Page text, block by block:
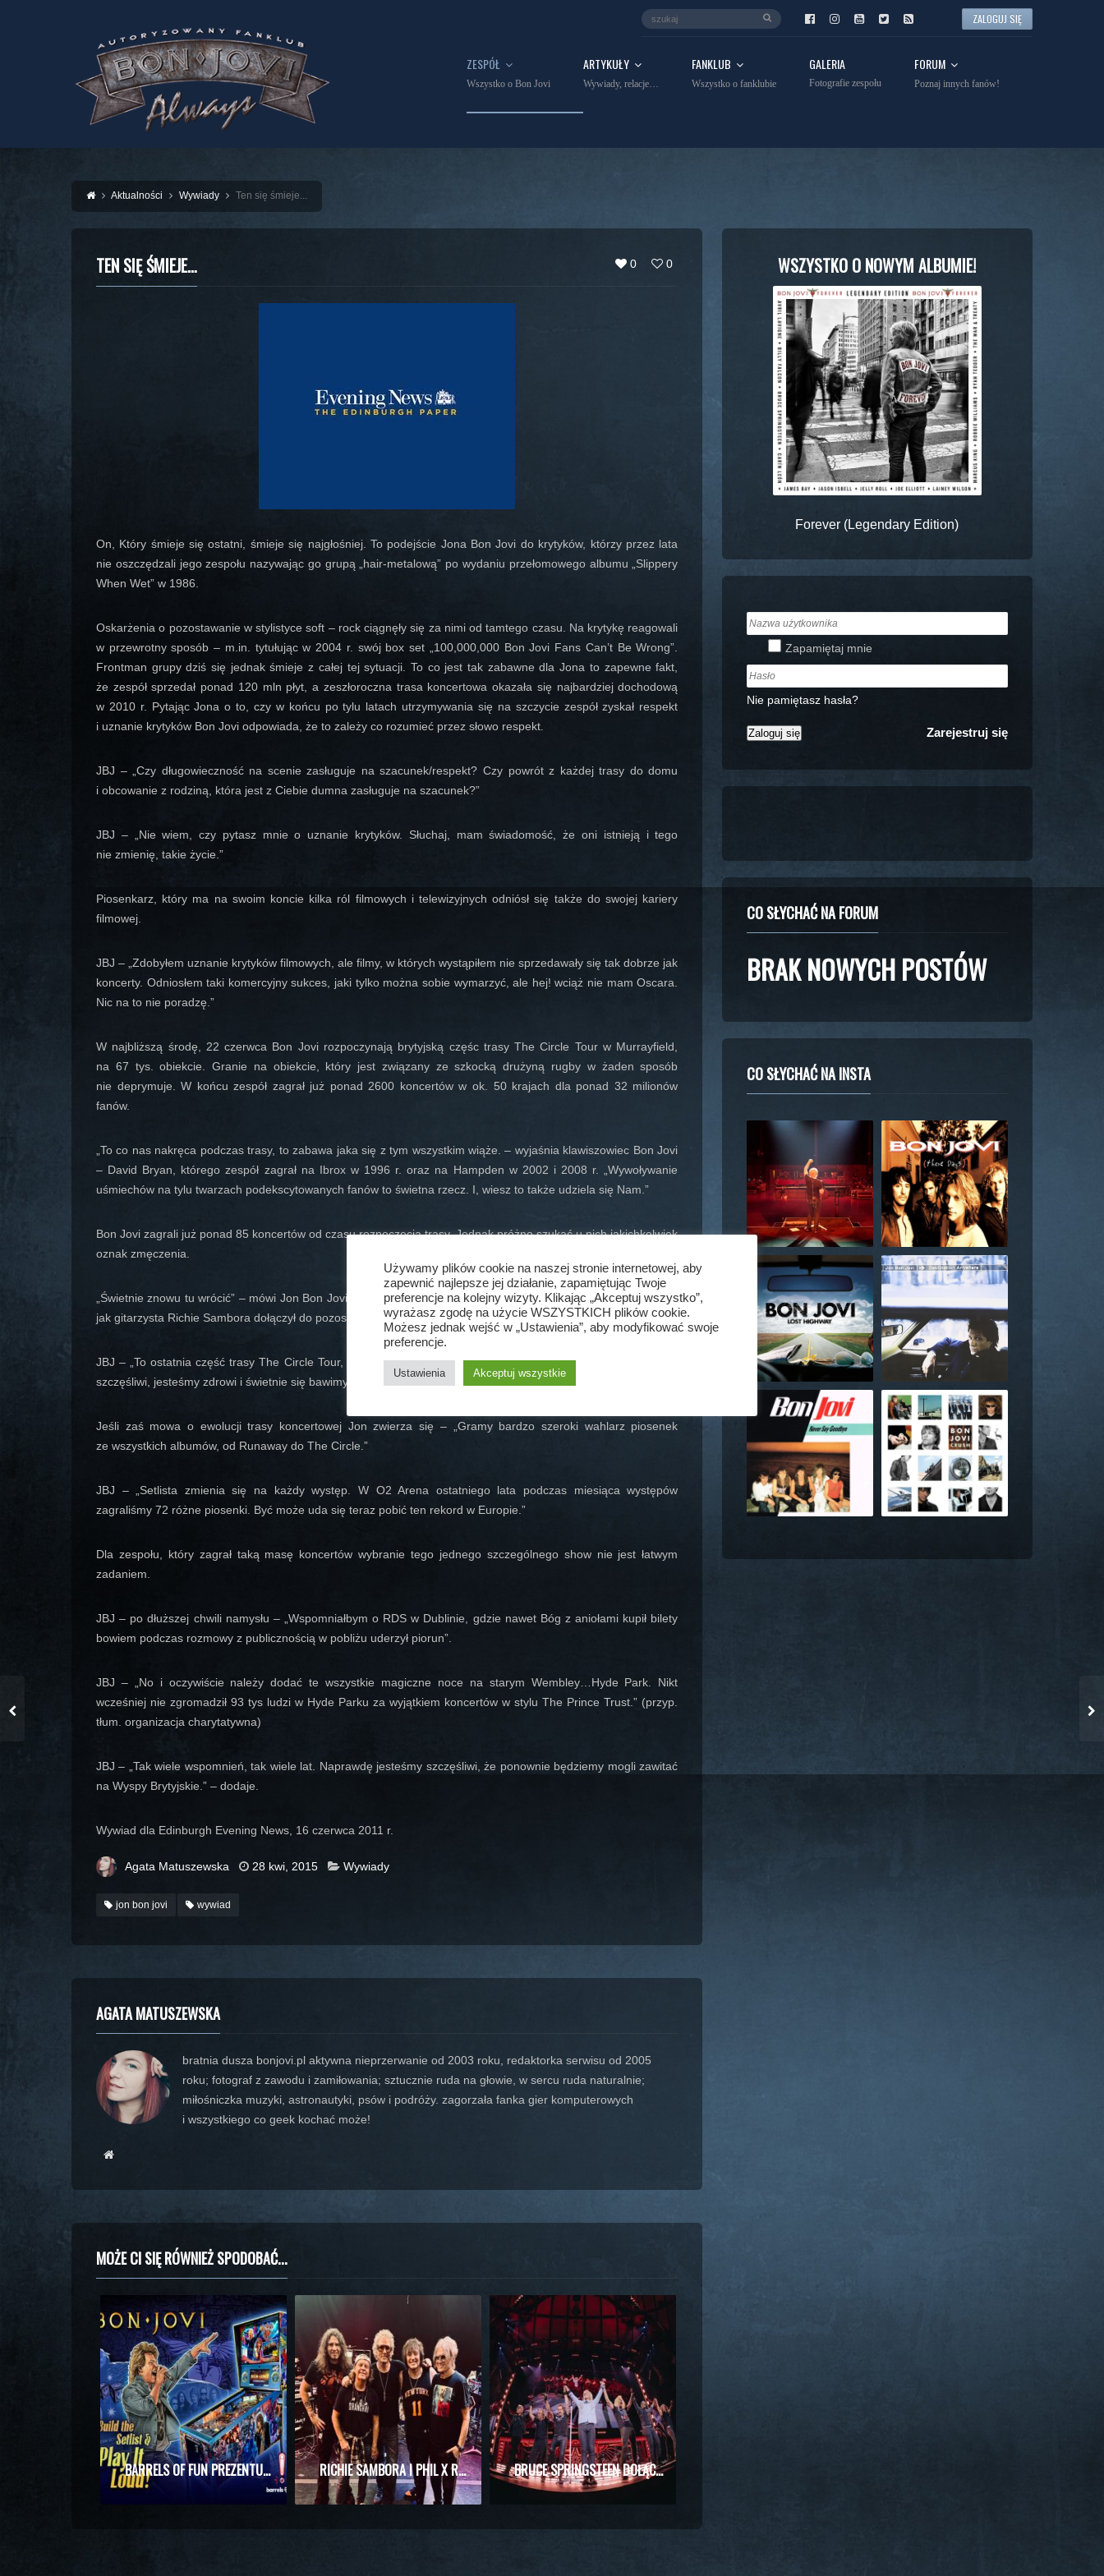
ZALOGUJ SIĘ
ZESPÓŁ
Wszystko o Bon Jovi
ARTYKUŁY
Wywiady, relacje…
FANKLUB
Wszystko o fanklubie
GALERIA
Fotografie zespołu
FORUM
Poznaj innych fanów!
Aktualności Wywiady Ten się śmieje...
0 0
TEN SIĘ ŚMIEJE…
On, Który śmieje się ostatni, śmieje się najgłośniej. To podejście Jona Bon Jovi do krytyków, którzy przez lata
nie oszczędzali jego zespołu nazywając go grupą „hair-metalową” po wydaniu przełomowego albumu „Slippery
When Wet” w 1986.
Oskarżenia o pozostawanie w stylistyce soft – rock ciągnęły się za nimi od tamtego czasu. Na krytykę reagowali
w przewrotny sposób – m.in. tytułując w 2004 r. swój box set „100,000,000 Bon Jovi Fans Can’t Be Wrong”.
Frontman grupy dziś się jednak śmieje z całej tej sytuacji. To co jest tak zabawne dla Jona to zapewne fakt,
że zespół sprzedał ponad 120 mln płyt, a zeszłoroczna trasa koncertowa okazała się najbardziej dochodową
w 2010 r. Pytając Jona o to, czy w końcu po tylu latach utrzymywania się na szczycie zespół zyskał respekt
i uznanie krytyków Bon Jovi odpowiada, że to zależy co rozumieć przez słowo respekt.
JBJ – „Czy długowieczność na scenie zasługuje na szacunek/respekt? Czy powrót z każdej trasy do domu
i obcowanie z rodziną, która jest z Ciebie dumna zasługuje na szacunek?”
JBJ – „Nie wiem, czy pytasz mnie o uznanie krytyków. Słuchaj, mam świadomość, że oni istnieją i tego
nie zmienię, takie życie.”
Piosenkarz, który ma na swoim koncie kilka ról filmowych i telewizyjnych odniósł się także do swojej kariery
filmowej.
JBJ – „Zdobyłem uznanie krytyków filmowych, ale filmy, w których wystąpiłem nie sprzedawały się tak dobrze jak
koncerty. Odniosłem taki komercyjny sukces, jaki tylko można sobie wymarzyć, ale hej! wciąż nie mam Oscara.
Nic na to nie poradzę.”
W najbliższą środę, 22 czerwca Bon Jovi rozpoczynają brytyjską częśc trasy The Circle Tour w Murrayfield,
na 67 tys. obiekcie. Granie na obiekcie, który jest związany ze szkocką drużyną rugby w żaden sposób
nie deprymuje. W końcu zespół zagrał już ponad 2600 koncertów w ok. 50 krajach dla ponad 32 milionów
fanów.
„To co nas nakręca podczas trasy, to zabawa jaka się z tym wszystkim wiąże. – wyjaśnia klawiszowiec Bon Jovi
– David Bryan, którego zespół zagrał na Ibrox w 1996 r. oraz na Hampden w 2002 i 2008 r. „Wywoływanie
uśmiechów na tylu twarzach podekscytowanych fanów to świetna rzecz. I, wiesz to także udziela się Nam.”
Bon Jovi zagrali już ponad 85 koncertów od czasu rozpoczęcia trasy. Jednak próżno szukać u nich jakichkolwiek
oznak zmęczenia.
„Świetnie znowu tu wrócić” – mówi Jon Bon Jovi, którego zespół zagra w Edynburgu w pełnym składzie, po tym
jak gitarzysta Richie Sambora dołączył do pozostałych po okresie kuracji odwykowej.
JBJ – „To ostatnia część trasy The Circle Tour, najdłuższej jaką zrobiliśmy od dwóch dekad. Mimo to jesteśmy
szczęśliwi, jesteśmy zdrowi i świetnie się bawimy.”
Jeśli zaś mowa o ewolucji trasy koncertowej Jon zwierza się – „Gramy bardzo szeroki wahlarz piosenek
ze wszystkich albumów, od Runaway do The Circle.”
JBJ – „Setlista zmienia się na każdy występ. W O2 Arena ostatniego lata podczas miesiąca występów
zagraliśmy 72 różne piosenki. Być może uda się teraz pobić ten rekord w Europie.”
Dla zespołu, który zagrał taką masę koncertów wybranie tego jednego szczególnego show nie jest łatwym
zadaniem.
JBJ – po dłuższej chwili namysłu – „Wspomniałbym o RDS w Dublinie, gdzie nawet Bóg z aniołami kupił bilety
bowiem podczas rozmowy z publicznością w pobliżu uderzył piorun”.
JBJ – „No i oczywiście należy dodać te wszystkie magiczne noce na starym Wembley…Hyde Park. Nikt
wcześniej nie zgromadził 93 tys ludzi w Hyde Parku za wyjątkiem koncertów w stylu The Prince Trust.” (przyp.
tłum. organizacja charytatywna)
JBJ – „Tak wiele wspomnień, tak wiele lat. Naprawdę jesteśmy szczęśliwi, że ponownie będziemy mogli zawitać
na Wyspy Brytyjskie.” – dodaje.
Wywiad dla Edinburgh Evening News, 16 czerwca 2011 r.
Agata Matuszewska 28 kwi, 2015 Wywiady
jon bon jovi wywiad
AGATA MATUSZEWSKA
bratnia dusza bonjovi.pl aktywna nieprzerwanie od 2003 roku, redaktorka serwisu od 2005
roku; fotograf z zawodu i zamiłowania; sztucznie ruda na głowie, w sercu ruda naturalnie;
miłośniczka muzyki, astronautyki, psów i podróży. zagorzała fanka gier komputerowych
i wszystkiego co geek kochać może!
MOŻE CI SIĘ RÓWNIEŻ SPODOBAĆ...
BARRELS OF FUN PREZENTUJE MASZYNĘ DO PINBALLA Z MOTYWAMI BON JOVI RICHIE SAMBORA I PHIL X RAZEM NA SCENIE! WYJĄTKOWE SPOTKANIE PODCZAS KONCERTU KINGS OF CHAOS BRUCE SPRINGSTEEN DOŁĄCZYŁ DO BON JOVI PODCZAS WIELKIEGO FINAŁU REZYDENCJI W NOWYM JORKU!
WSZYSTKO O NOWYM ALBUMIE!
Forever (Legendary Edition)
Zapamiętaj mnie
Nie pamiętasz hasła?
Zarejestruj się
CO SŁYCHAĆ NA FORUM
BRAK NOWYCH POSTÓW
CO SŁYCHAĆ NA INSTA
Używamy plików cookie na naszej stronie internetowej, aby
zapewnić najlepsze jej działanie, zapamiętując Twoje
preferencje na kolejny wizyty. Klikając „Akceptuj wszystko”,
wyrażasz zgodę na użycie WSZYSTKICH plików cookie.
Możesz jednak wejść w „Ustawienia”, aby modyfikować swoje
preferencje.
Ustawienia Akceptuj wszystkie